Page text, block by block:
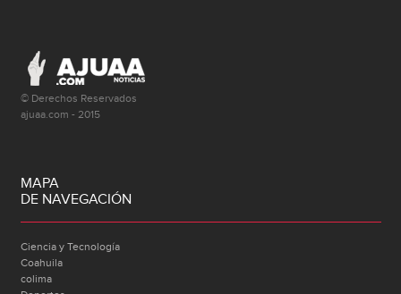
© Derechos Reservados
ajuaa.com - 2015
MAPA
DE NAVEGACIÓN
Ciencia y Tecnología
Coahuila
colima